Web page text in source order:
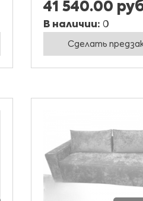
41 540.00
В наличии: 0
Сделать